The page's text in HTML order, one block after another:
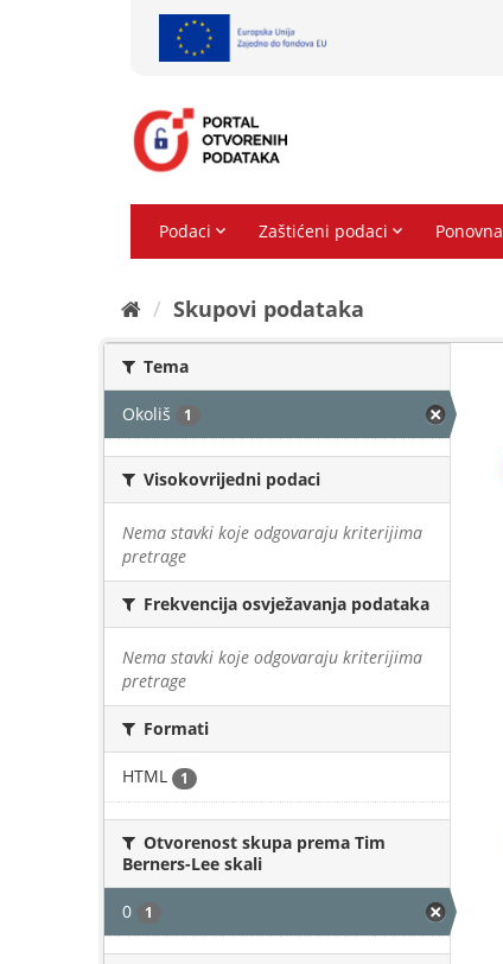
Skupovi podаtаkа
Tema
Okoliš 1
Visokovrijedni podaci
Nema stavki koje odgovaraju kriterijima
pretrage
Frekvencija osvježavanja podataka
Nema stavki koje odgovaraju kriterijima
pretrage
Formati
HTML 1
Otvorenost skupa prema Tim
Berners-Lee skali
0 1